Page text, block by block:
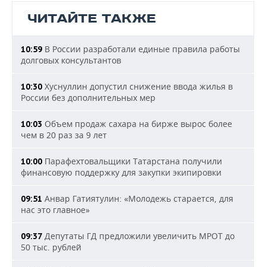
ЧИТАЙТЕ ТАКЖЕ
10:59 В России разработали единые правила работы
долговых консультантов
10:30 Хуснуллин допустил снижение ввода жилья в
России без дополнительных мер
10:03 Объем продаж сахара на бирже вырос более
чем в 20 раз за 9 лет
10:00 Парафехтовальщики Татарстана получили
финансовую поддержку для закупки экипировки
09:51 Анвар Гатиятулин: «Молодежь старается, для
нас это главное»
09:37 Депутаты ГД предложили увеличить МРОТ до
50 тыс. рублей